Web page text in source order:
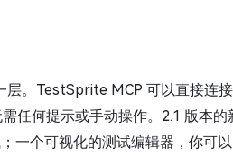
层。TestSprite MCP 可以直接连
任何提示或手动操作。2.1 版本
一个可视化的测试编辑器，你可